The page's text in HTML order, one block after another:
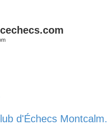
d'Échecs Montcalm.